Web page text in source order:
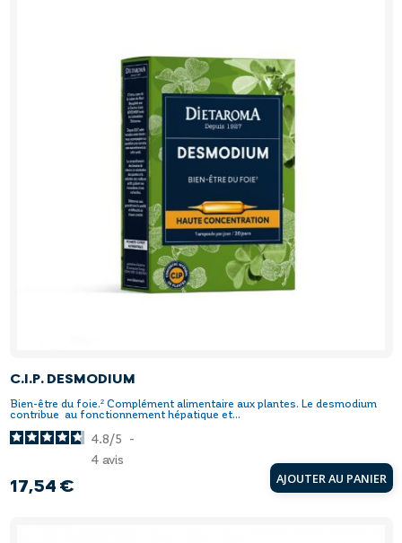
C.I.P. DESMODIUM
Bien-être du foie.² Complément alimentaire aux plantes. Le desmodium
contribue au fonctionnement hépatique et...
Prix
17,54 € AJOUTER AU PANIER
4.8/5 -
4 avis